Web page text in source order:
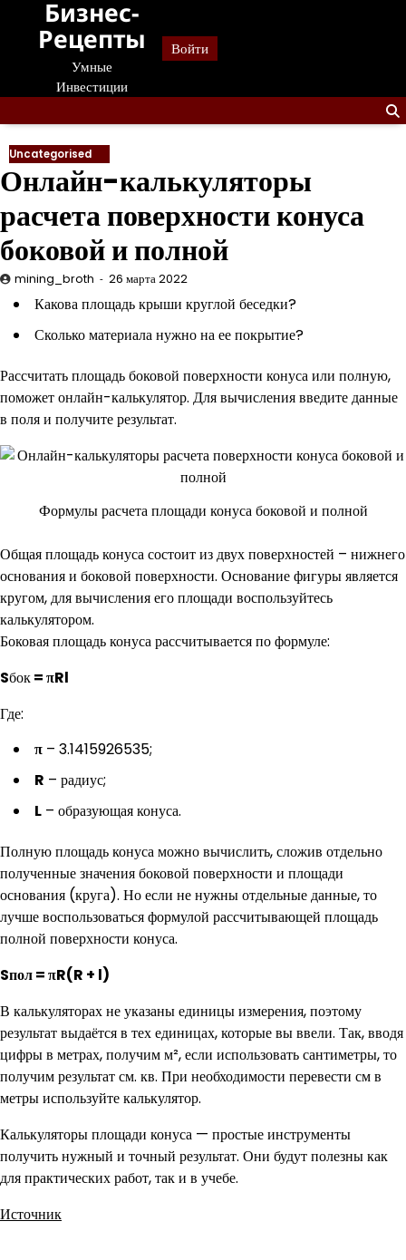
Перейти
содержанию
Бизнес-
Рецепты
Умные
Инвестиции
Войти
Uncategorised
Онлайн-калькуляторы
расчета поверхности конуса
боковой и полной
mining_broth 26 марта 2022
Какова площадь крыши круглой беседки?
Сколько материала нужно на ее покрытие?
Рассчитать площадь боковой поверхности конуса или полную,
поможет онлайн-калькулятор. Для вычисления введите данные
в поля и получите результат.
Формулы расчета площади конуса боковой и полной
Общая площадь конуса состоит из двух поверхностей – нижнего
основания и боковой поверхности. Основание фигуры является
кругом, для вычисления его площади воспользуйтесь
калькулятором.
Боковая площадь конуса рассчитывается по формуле:
Sбок= πRl
Где:
π – 3.1415926535;
R – радиус;
L – образующая конуса.
Полную площадь конуса можно вычислить, сложив отдельно
полученные значения боковой поверхности и площади
основания (круга). Но если не нужны отдельные данные, то
лучше воспользоваться формулой рассчитывающей площадь
полной поверхности конуса.
Sпол= πR(R + l)
В калькуляторах не указаны единицы измерения, поэтому
результат выдаётся в тех единицах, которые вы ввели. Так, вводя
цифры в метрах, получим м², если использовать сантиметры, то
получим результат см. кв. При необходимости перевести см в
метры используйте калькулятор.
Калькуляторы площади конуса — простые инструменты
получить нужный и точный результат. Они будут полезны как
для практических работ, так и в учебе.
Источник